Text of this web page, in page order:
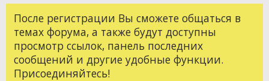
После регистрации Вы сможете общаться в
темах форума, а также будут доступны
просмотр ссылок, панель последних
сообщений и другие удобные функции.
Присоединяйтесь!